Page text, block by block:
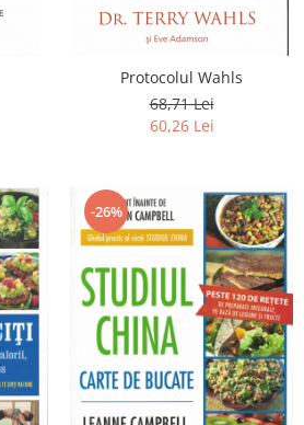
Protocolul Wahls
68,71 Lei
60,26 Lei
-26%